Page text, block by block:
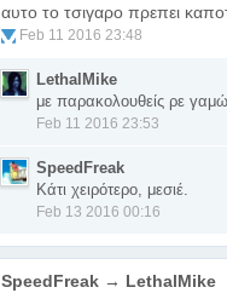
αυτο το τσιγαρο πρεπει
Feb 11 2016 23:48
LethalMike
με παρακολουθείς ρε
Feb 11 2016 23:53
SpeedFreak
Κάτι χειρότερο, μεσιέ.
Feb 13 2016 00:16
SpeedFreak → LethalMike